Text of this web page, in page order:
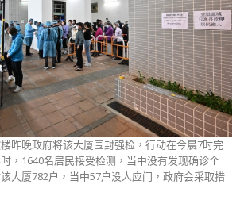
昨晚政府将该大厦围封强检，行动在今晨7时完
，1640名居民接受检测，当中没有发现确诊个
大厦782户，当中57户没人应门，政府会采取措